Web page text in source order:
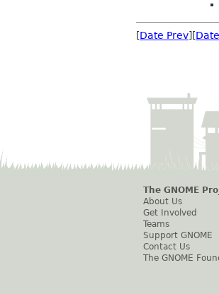
[Date Prev][
The GNOME
About Us
Get Involved
Teams
Support GNOME
Contact Us
The GNOME